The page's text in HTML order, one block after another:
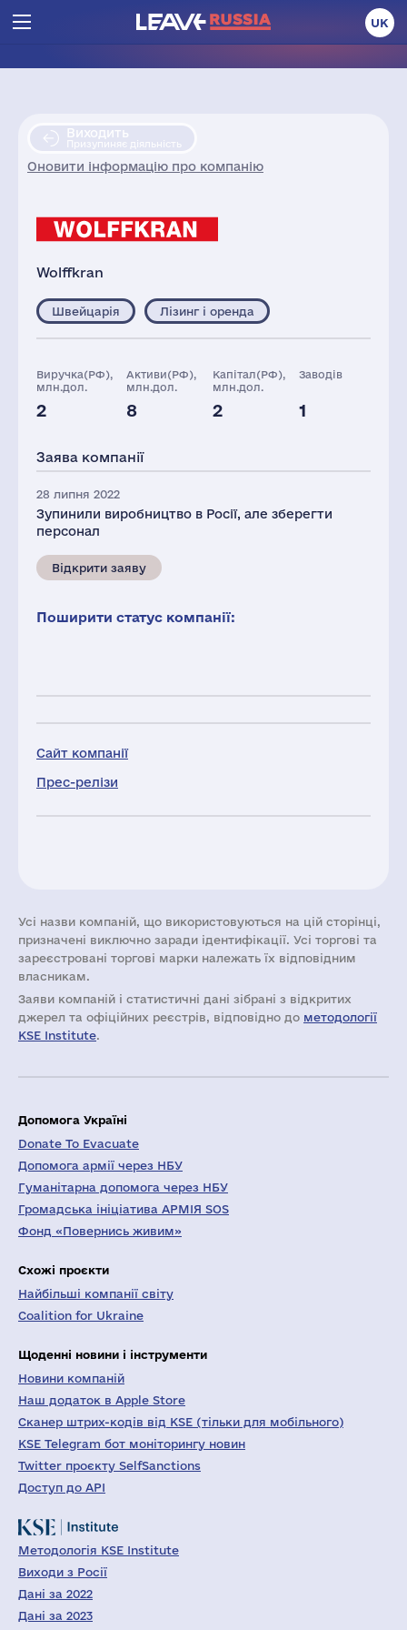
UK
Виходить
Призупиняє діяльність
Оновити інформацію про компанію
Wolffkran
Сайт компанії
Прес-релізи
Швейцарія Лізинг і оренда
Виручка(РФ),
млн.дол.
2
Активи(РФ),
млн.дол.
8
Капітал(РФ),
млн.дол.
2
Заводів
1
37
Заява компанії
28 липня 2022
Зупинили виробництво в Росії, але зберегти
персонал
Відкрити заяву
Поширити статус компанії:
Усі назви компаній, що використовуються на цій сторінці,
призначені виключно заради ідентифікації. Усі торгові та
зареєстровані торгові марки належать їх відповідним
власникам.
Заяви компаній i статистичні дані зібрані з відкритих
джерел та офіційних реєстрів, відповідно до методології
KSE Institute.
Допомога Україні
Donate To Evacuate
Допомога армії через НБУ
Гуманітарна допомога через НБУ
Громадська ініціатива АРМІЯ SOS
Фонд «Повернись живим»
Схожі проєкти
Найбільші компанії світу
Coalition for Ukraine
Щоденні новини і інструменти
Новини компаній
Наш додаток в Apple Store
Сканер штрих-кодів від KSE (тільки для мобільного)
KSE Telegram бот моніторингу новин
Twitter проєкту SelfSanctions
Доступ до API
Методологія KSE Institute
Виходи з Росії
Дані за 2022
Дані за 2023